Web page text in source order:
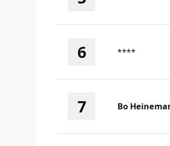
6 ****
7 Bo